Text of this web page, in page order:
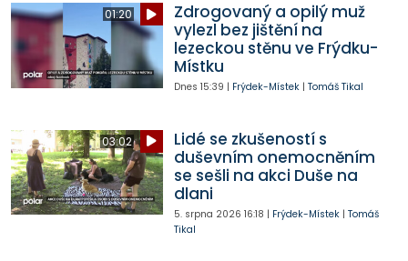
01:20
Zdrogovaný a opilý muž
vylezl bez jištění na
lezeckou stěnu ve Frýdku-
Místku
Dnes 15:39 | Frýdek-Místek| Tomáš Tikal
03:02
Lidé se zkušeností s
duševním onemocněním
se sešli na akci Duše na
dlani
5. srpna 2026 16:18 | Frýdek-Místek| Tomáš
Tikal